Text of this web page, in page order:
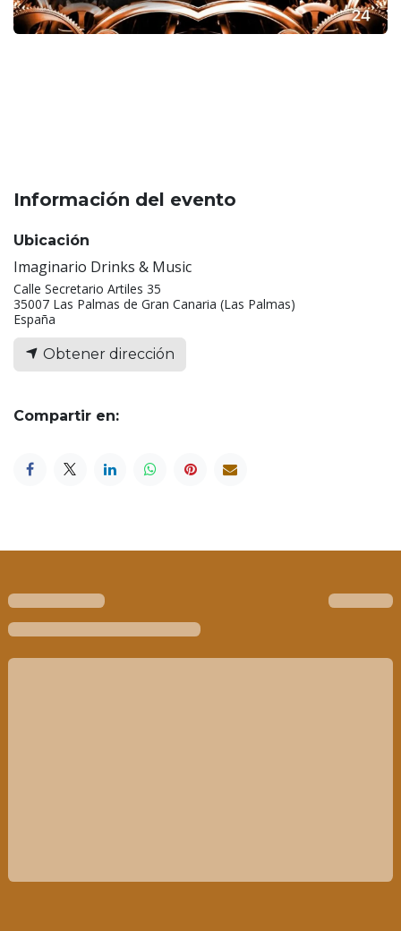
Información del evento
Ubicación
Imaginario Drinks & Music
Calle Secretario Artiles 35
35007 Las Palmas de Gran Canaria (Las Palmas)
España
Obtener dirección
Compartir en: